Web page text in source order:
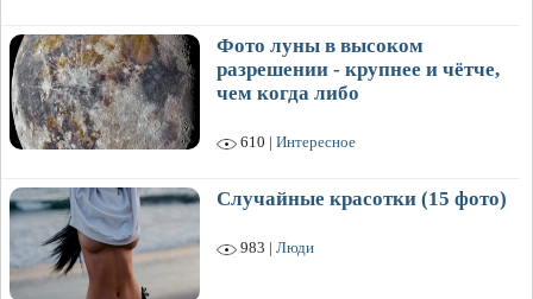
Фото луны в высоком
разрешении - крупнее и чётче,
чем когда либо
610 | Интересное
Случайные красотки (15 фото)
983 | Люди